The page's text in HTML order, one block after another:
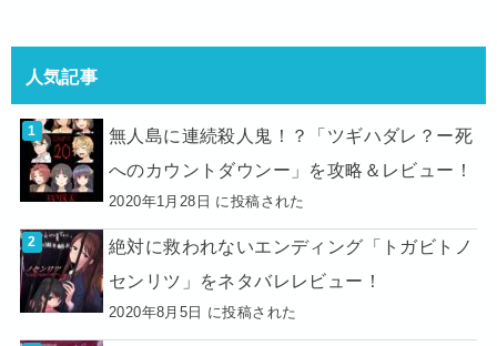
人気記事
無人島に連続殺人鬼！？「ツギハダレ？ー死
へのカウントダウンー」を攻略＆レビュー！
2020年1月28日 に投稿された
絶対に救われないエンディング「トガビトノ
センリツ」をネタバレレビュー！
2020年8月5日 に投稿された